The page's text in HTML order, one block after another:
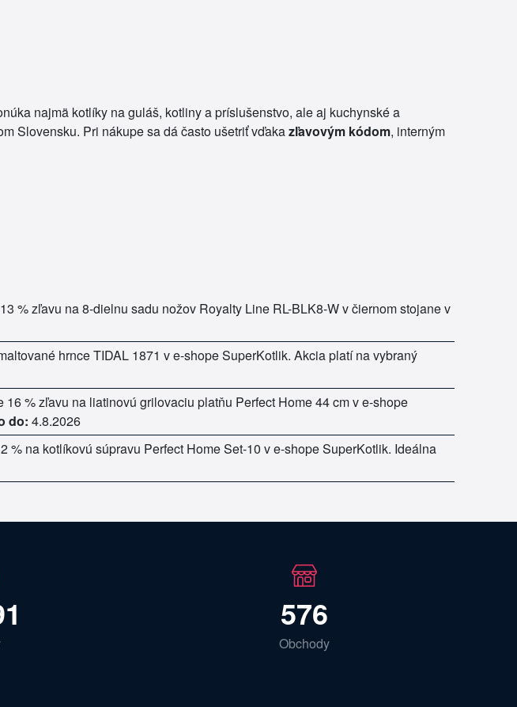
najmä kotlíky na guláš, kotliny a príslušenstvo, ale aj kuchynské a
Slovensku. Pri nákupe sa dá často ušetriť vďakazľavovým kódom, interným
% zľavu na 8-dielnu sadu nožov Royalty Line RL-BLK8-W v čiernom stojane v
hrnce TIDAL 1871 v e-shope SuperKotlik. Akcia platí na vybraný
16 % zľavu na liatinovú grilovaciu platňu Perfect Home 44 cm v e-shope
do: 4.8.2026
% na kotlíkovú súpravu Perfect Home Set-10 v e-shope SuperKotlik. Ideálna
576
Obchody